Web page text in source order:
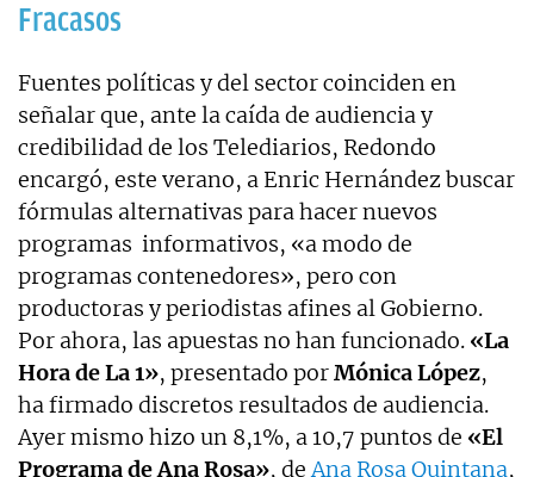
Fracasos
Fuentes políticas y del sector coinciden en
señalar que, ante la caída de audiencia y
credibilidad de los Telediarios, Redondo
encargó, este verano, a Enric Hernández buscar
fórmulas alternativas para hacer nuevos
programas informativos, «a modo de
programas contenedores», pero con
productoras y periodistas afines al Gobierno.
Por ahora, las apuestas no han funcionado. «La
Hora de La 1», presentado porMónica López,
ha firmado discretos resultados de audiencia.
Ayer mismo hizo un 8,1%, a 10,7 puntos de «El
Programa de Ana Rosa», deAna Rosa Quintana,